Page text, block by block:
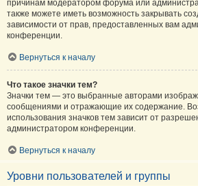
причинам модератором форума или
также можете иметь возможность закрывать
зависимости от прав, предоставленных вам
конференции.
Вернуться к началу
Что такое значки тем?
Значки тем — это выбранные авторами
сообщениями и отражающие их содержание.
использования значков тем зависит от
администратором конференции.
Вернуться к началу
Уровни пользователей и группы